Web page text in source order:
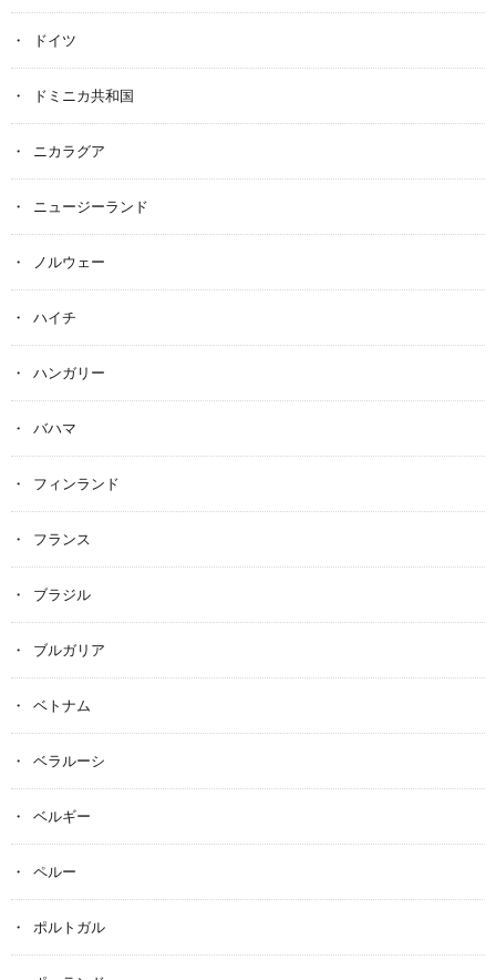
ドイツ
ドミニカ共和国
ニカラグア
ニュージーランド
ノルウェー
ハイチ
ハンガリー
バハマ
フィンランド
フランス
ブラジル
ブルガリア
ベトナム
ベラルーシ
ベルギー
ペルー
ポルトガル